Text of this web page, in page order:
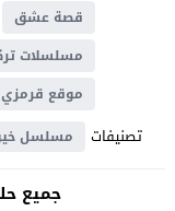
قصة عشق
مسلسلات تركية
موقع قرمزي
تصنيفات مسلسل
جميع